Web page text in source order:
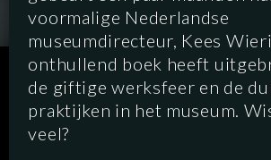
SCRIPTED HYBRID
DOCUMENTARY
voormalige Nederlandse
museumdirecteur, Kees
onthullend boek heeft
de giftige werksfeer en de
praktijken in het museum.
veel?